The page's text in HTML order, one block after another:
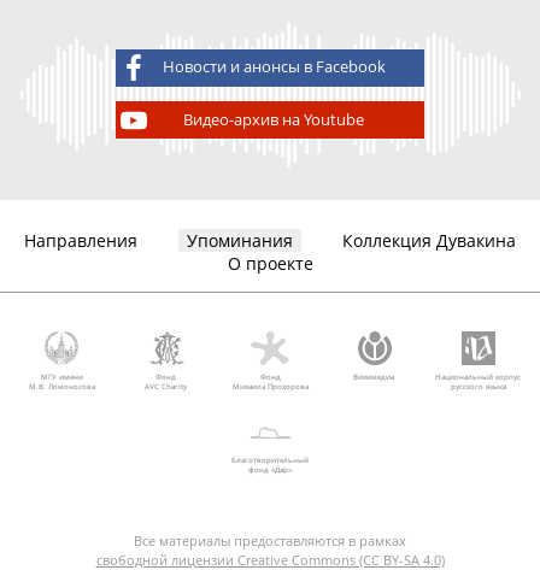
Новости и анонсы в Facebook
Видео-архив на Youtube
Направления Упоминания
Коллекция Дувакина
О проекте
МГУ имени
М.В. Ломоносова
Фонд
AVC Charity
Фонд
Михаила Прохорова
Викимедиа
Национальный корпус
русского языка
Благотворительный
фонд «Дар»
Все материалы предоставляются в рамках
свободной лицензии Creative Commons (CC BY-SA 4.0)